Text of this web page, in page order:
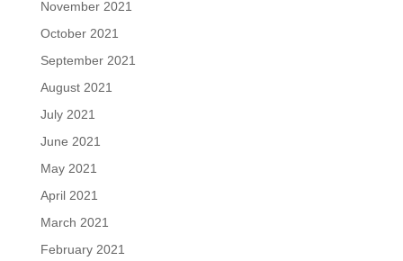
November 2021
October 2021
September 2021
August 2021
July 2021
June 2021
May 2021
April 2021
March 2021
February 2021